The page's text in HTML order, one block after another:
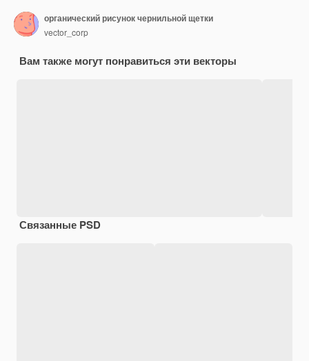
органический рисунок чернильной щетки
vector_corp
Вам также могут понравиться эти векторы
Связанные PSD